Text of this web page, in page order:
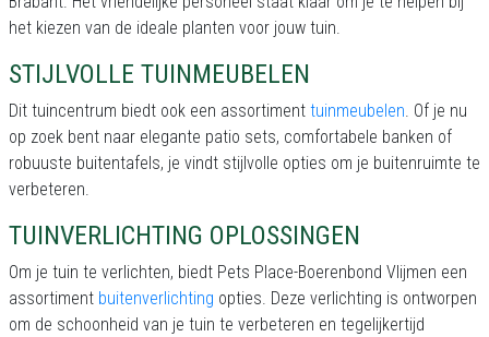
het kiezen van de ideale planten voor jouw tuin.
STIJLVOLLE TUINMEUBELEN
Dit tuincentrum biedt ook een assortiment tuinmeubelen. Of je nu
op zoek bent naar elegante patio sets, comfortabele banken of
robuuste buitentafels, je vindt stijlvolle opties om je buitenruimte te
verbeteren.
TUINVERLICHTING OPLOSSINGEN
Om je tuin te verlichten, biedt Pets Place-Boerenbond Vlijmen een
assortiment buitenverlichting opties. Deze verlichting is ontworpen
om de schoonheid van je tuin te verbeteren en tegelijkertijd